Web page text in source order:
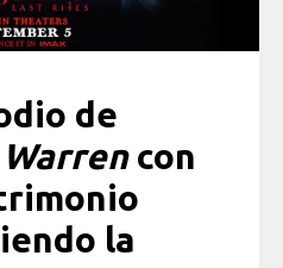
de
con
la